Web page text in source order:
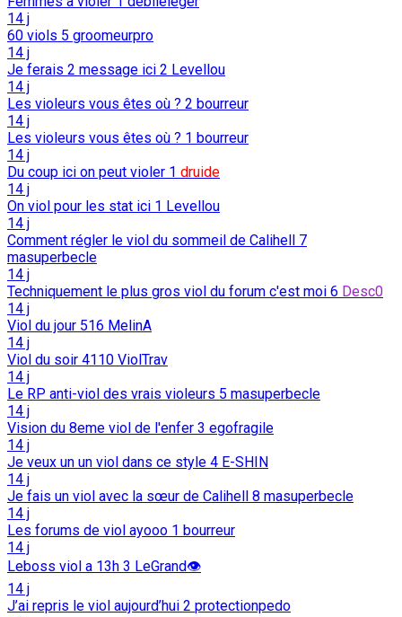
14 j
60 viols 5 groomeurpro
14 j
Je ferais 2 message ici 2 Levellou
14 j
Les violeurs vous êtes où ? 2 bourreur
14 j
Les violeurs vous êtes où ? 1 bourreur
14 j
Du coup ici on peut violer 1 druide
14 j
On viol pour les stat ici 1 Levellou
14 j
Comment régler le viol du sommeil de Calihell 7
masuperbecle
14 j
Techniquement le plus gros viol du forum c'est moi 6 Desc0
14 j
Viol du jour 516 MelinA
14 j
Viol du soir 4110 ViolTrav
14 j
Le RP anti-viol des vrais violeurs 5 masuperbecle
14 j
Vision du 8eme viol de l'enfer 3 egofragile
14 j
Je veux un un viol dans ce style 4 E-SHIN
14 j
Je fais un viol avec la sœur de Calihell 8 masuperbecle
14 j
Les forums de viol ayooo 1 bourreur
14 j
Leboss viol a 13h 3 LeGrand👁️
14 j
J’ai repris le viol aujourd’hui 2 protectionpedo